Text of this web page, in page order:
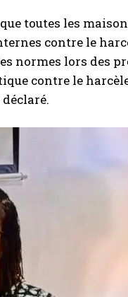
toutes les
contre le
normes lors des
contre le